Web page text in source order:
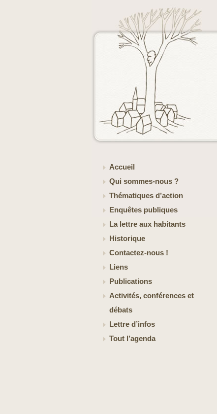
Accueil
Qui sommes-nous ?
Thématiques d’action
Enquêtes publiques
La lettre aux habitants
Historique
Contactez-nous !
Liens
Publications
Activités, conférences et
débats
Lettre d’infos
Tout l’agenda